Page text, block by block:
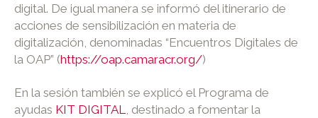
digital. De igual manera se informó del itinerario de
acciones de sensibilización en materia de
digitalización, denominadas “Encuentros Digitales de
la OAP” (https://oap.camaracr.org/)
En la sesión también se explicó el Programa de
ayudas KIT DIGITAL, destinado a fomentar la